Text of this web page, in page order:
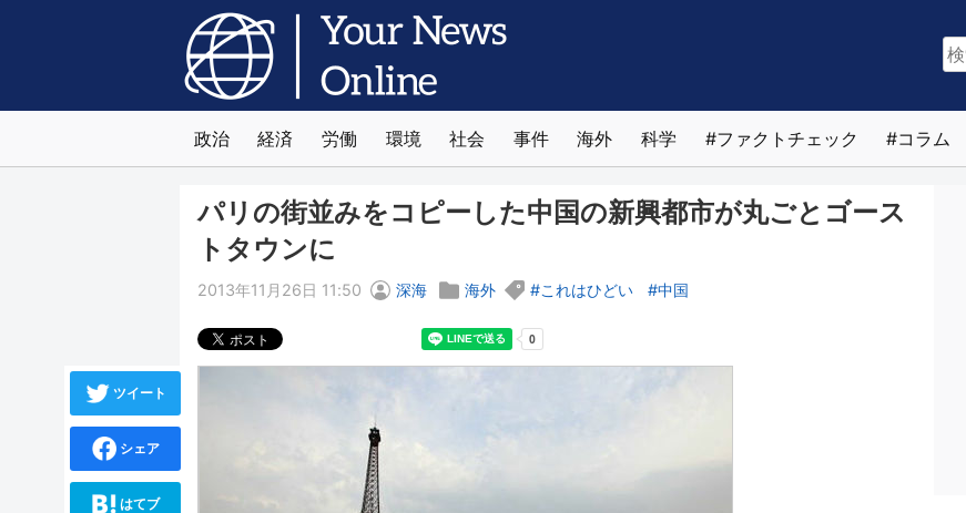
検
索:
政治 経済 労働 環境 社会 事件 海外 科学 ファクトチェック コラム
パリの街並みをコピーした中国の新興都市が丸ごとゴース
トタウンに
2013年11月26日 11:50 深海 海外 これはひどい 中国
ツイート
シェア
はてブ